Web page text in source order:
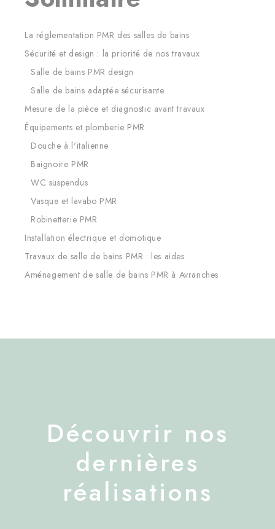
La réglementation PMR des salles de bains
Sécurité et design : la priorité de nos travaux
Salle de bains PMR design
Salle de bains adaptée sécurisante
Mesure de la pièce et diagnostic avant travaux
Équipements et plomberie PMR
Douche à l'italienne
Baignoire PMR
WC suspendus
Vasque et lavabo PMR
Robinetterie PMR
Installation électrique et domotique
Travaux de salle de bains PMR : les aides
Aménagement de salle de bains PMR à Avranches
Découvrir nos
dernières
réalisations